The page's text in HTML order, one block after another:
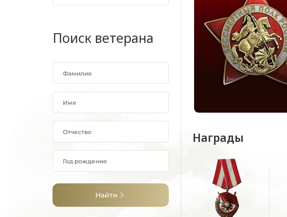
Поиск ветерана
Найти
Награды